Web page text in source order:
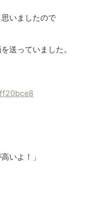
いましたので
送っていました。
いよ！」